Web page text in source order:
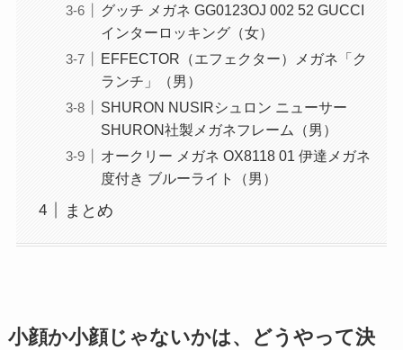
グッチ メガネ GG0123OJ 002 52 GUCCI
インターロッキング（女）
EFFECTOR（エフェクター）メガネ「ク
ランチ」（男）
SHURON NUSIRシュロン ニューサー
SHURON社製メガネフレーム（男）
オークリー メガネ OX8118 01 伊達メガネ
度付き ブルーライト（男）
まとめ
小顔か小顔じゃないかは、どうやって決